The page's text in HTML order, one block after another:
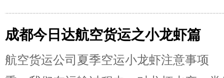
成都今日达航空货运之小龙虾篇
航空货运公司夏季空运小龙虾注意事